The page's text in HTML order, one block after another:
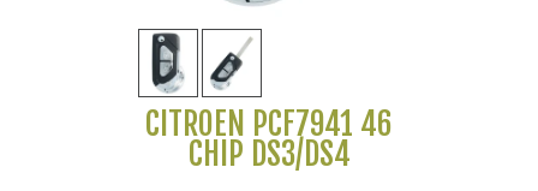
CITROEN PCF7941 46
CHIP DS3/DS4